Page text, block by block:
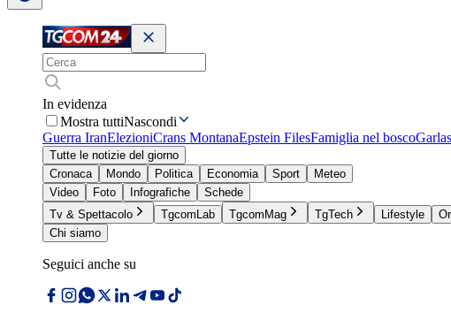
In evidenza
Mostra tuttiNascondi
Guerra IranElezioniCrans MontanaEpstein FilesFamiglia nel bosco
Tutte le notizie del giorno
Cronaca
Mondo Politica Economia Sport
Meteo
Video
Foto Infografiche
Schede
Tv & Spettacolo
TgcomLab TgcomMag TgTech Lifestyle
Chi siamo
Seguici anche su